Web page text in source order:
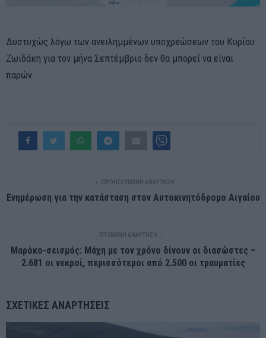
Δυστυχώς λόγω των ανειλημμένων υποχρεώσεων του Κυρίου
Ζωιδάκη για τον μήνα Σεπτέμβριο δεν θα μπορεί να είναι
παρών.
ΠΡΟΗΓΟΎΜΕΝΗ ΑΝΆΡΤΗΣΗ
Ενημέρωση για την κατάσταση στον Αυτοκινητόδρομο Αιγαίου
ΕΠΌΜΕΝΗ ΑΝΆΡΤΗΣΗ
Μαρόκο-σεισμός: Μάχη με τον χρόνο δίνουν οι διασώστες –
2.681 οι νεκροί, περισσότεροι από 2.500 οι τραυματίες
ΣΧΕΤΙΚΈΣ ΑΝΑΡΤΉΣΕΙΣ